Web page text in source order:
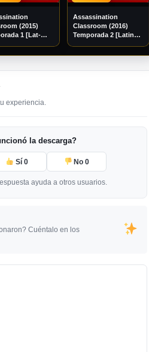
(2015)
1 [Lat-
Assassination
Classroom (2016)
Temporada 2 [Latino]
experiencia.
la descarga?
Sí 0 No0
ayuda a otros usuarios.
Cuéntalo en los